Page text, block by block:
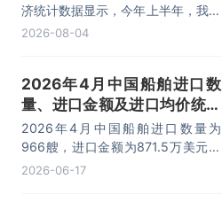
济统计数据显示，今年上半年，我国
海船新承接订单量、完工量和手持订
105.2%。
2026-08-04
2026年4月中国船舶进口数
量、进口金额及进口均价统计
分析
2026年4月中国船舶进口数量为
966艘，进口金额为871.5万美元，
进口均价为0.9万美元/艘。
2026-06-17